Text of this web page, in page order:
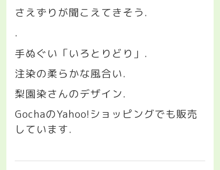
さえずりが聞こえてきそう .
.
手ぬぐい「いろとりどり」 .
注染の柔らかな風合い.
梨園染さんのデザイン.
GochaのYahoo! ショッピングでも販売
しています.